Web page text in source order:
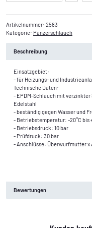
Artikelnummer: 2583
Kategorie: Panzerschlauch
Beschreibung
Einsatzgebiet:
- für Heizungs- und
Technische Daten:
- EPDM-Schlauch mit
Edelstahl
- beständig gegen Wasser und
- Betriebstemperatur: -20°C bis
- Betriebsdruck: 10 bar
- Prüfdruck: 30 bar
- Anschlüsse: Überwurfmutter
Bewertungen